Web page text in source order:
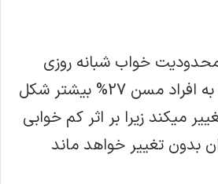
محدودیت خواب شبانه روزی
روبرو هستند نسبت به افراد مسن 27% بیشتر شکل
میکند زیرا بر اثر کم خوابی
تغییر خواهد ماند